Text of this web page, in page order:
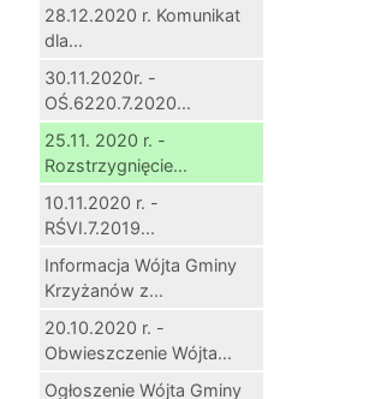
28.12.2020 r. Komunikat
dla...
30.11.2020r. -
OŚ.6220.7.2020...
25.11. 2020 r. -
Rozstrzygnięcie...
10.11.2020 r. -
RŚVI.7.2019...
Informacja Wójta Gminy
Krzyżanów z...
20.10.2020 r. -
Obwieszczenie Wójta...
Ogłoszenie Wójta Gminy